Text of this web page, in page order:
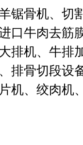
骨机、切
口牛肉去筋
排机、牛排
排骨切段设
机、绞肉机